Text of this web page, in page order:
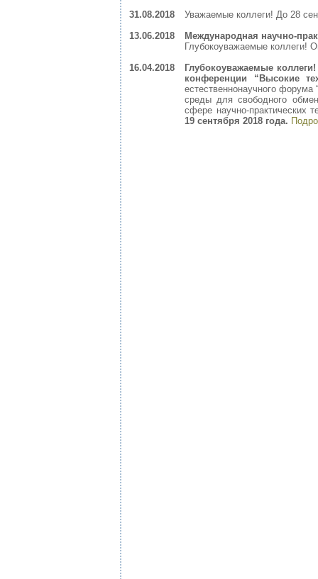
31.08.2018
Уважаемые коллеги! До 28
13.06.2018
Международная научно-
Глубокоуважаемые коллеги!
16.04.2018
Глубокоуважаемые коллеги!
конференции “Высокие
естественнонаучного
среды для свободного
сфере научно-практических
19 сентября 2018 года.